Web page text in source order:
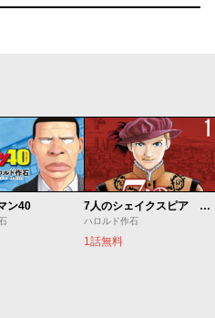
ン40 7人のシェイクスピア NON SANZ DROICT
ハロルド作石
1話無料